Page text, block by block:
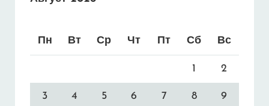
Пн Вт Ср Чт Пт Сб Вс
1 2
3 4 5 6 7 8 9